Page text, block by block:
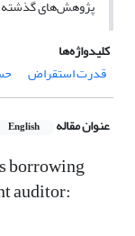
پژوهش‌های گذشته
کلیدواژه‌ها
قدرت استقراض
عنوان مقاله English
borrowing
auditor: